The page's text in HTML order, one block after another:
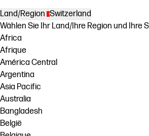
Land/Region Switzerland
Wählen Sie Ihr Land/Ihre Region und Ihre
Africa
Afrique
América Central
Argentina
Asia Pacific
Australia
Bangladesh
België